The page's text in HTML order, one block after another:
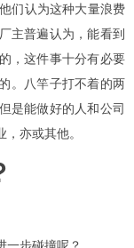
们认为这种大量浪费
主普遍认为，能看到
，这件事十分有必要
。
八竿子打不着的两
是能做好的人和公司
亦或其他。